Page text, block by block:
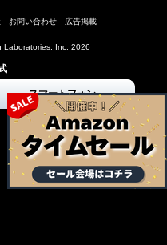
お問い合わせ 広告掲載
Laboratories, Inc. 2026
スマートフォン